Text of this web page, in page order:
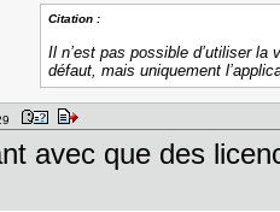
Citation :
Il n’est pas possible d’utiliser
défaut, mais uniquement
avec que des